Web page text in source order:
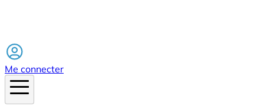
Me connecter